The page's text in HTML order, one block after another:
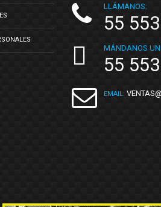
LLÁMANOS:
55
MÁNDANOS
55
EMAIL: